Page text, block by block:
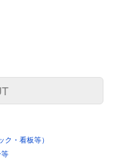
・看板等）
等